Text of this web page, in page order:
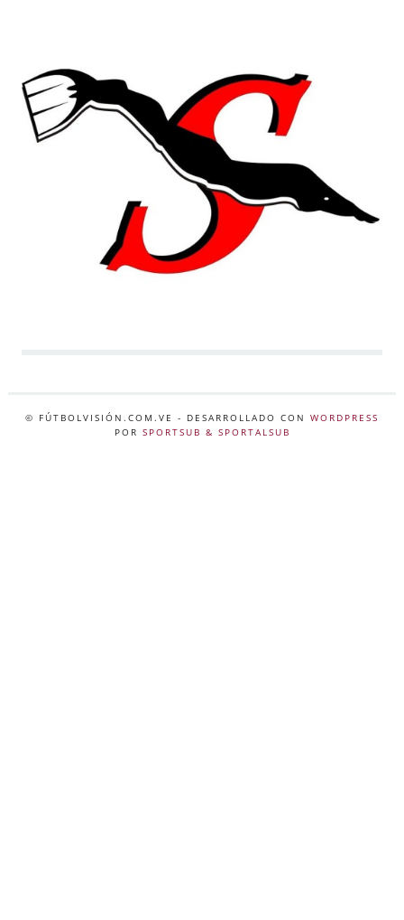
© FÚTBOLVISIÓN.COM.VE - DESARROLLADO CON WORDPRESS
POR SPORTSUB & SPORTALSUB